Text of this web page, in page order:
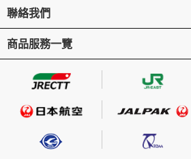
聯絡我們
商品服務一覽